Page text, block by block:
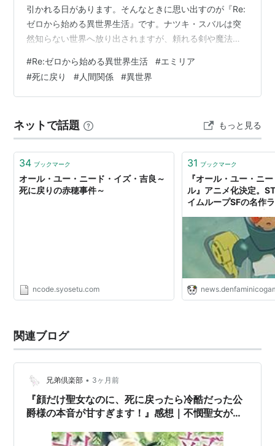
引かれる日があります。そんなときに思い出すのが『Re:
ゼロから始める異世界生活』です。ナツキ・スバルは突
然知らない世界へ放り出されますが、頼れる剣や魔法を
落とすと過去へ戻る「死に戻り」という力です。言葉だ
けなら便利に聞こえるのに、本人には痛みや恐怖の記憶
が残ります。同じ時間をもう一度歩くたび、以前は見え
をやり直しても同じにはならない 物語の始まりでスバル
は、銀髪の少女エミリアと出会います。助け…
#Re:ゼロから始める異世界生活 #エミリア
#死に戻り #人間関係 #異世界
ネットで話題 もっと見る
34 ブックマーク
オール・ユー・ニード・イズ・吉良～
死に戻りの赤穂事件～
ncode.syosetu.com
31 ブックマーク
『オール・ユー・ニ
ル』アニメ化決定。
イムループSFの名作
しまった兵士が、何
繰り返しながら地球
に挑む
関連ブログ
兄弟倶楽部 • 3ヶ月前
『顔だけ聖女なのに、死に戻ったら冷酷だった公
爵様の本音が甘すぎます！』感想｜不憫聖女が幸